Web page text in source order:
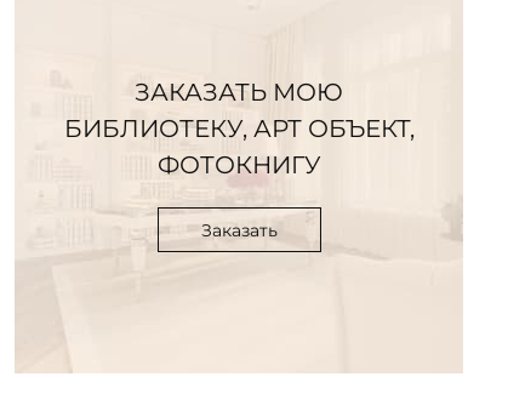
ЗАКАЗАТЬ МОЮ
БИБЛИОТЕКУ, АРТ ОБЪЕКТ,
ФОТОКНИГУ
Заказать